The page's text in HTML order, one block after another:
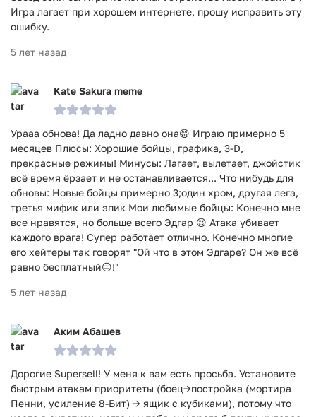
Игра лагает при хорошем интернете, прошу исправить эту
ошибку.
5 лет назад
Kate Sakura meme
Урааа обнова! Да ладно давно она😁 Играю примерно 5
месяцев Плюсы: Хорошие бойцы, графика, 3-D,
прекрасные режимы! Минусы: Лагает, вылетает, джойстик
всё время ёрзает и не останавливается... Что нибудь для
обновы: Новые бойцы примерно 3;один хром, другая лега,
третья мифик или эпик Мои любимые бойцы: Конечно мне
все нравятся, но больше всего Эдгар 😍 Атака убивает
каждого врага! Супер работает отлично. Конечно многие
его хейтеры так говорят "Ой что в этом Эдгаре? Он же всё
равно бесплатный😑!"
5 лет назад
Аким Абашев
Дорогие Supersell! У меня к вам есть просьба. Установите
быстрым атакам приоритеты (боец->постройка (мортира
Пенни, усиление 8-Бит) -> ящик с кубиками), потому что